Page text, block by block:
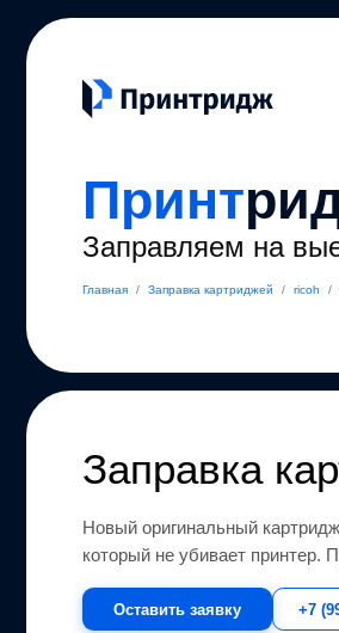
Принт
Заправляем на
Главная / Заправка картриджей / ricoh /
Заправка
Новый оригинальный
который не убивает принтер.
Оставить заявку +7